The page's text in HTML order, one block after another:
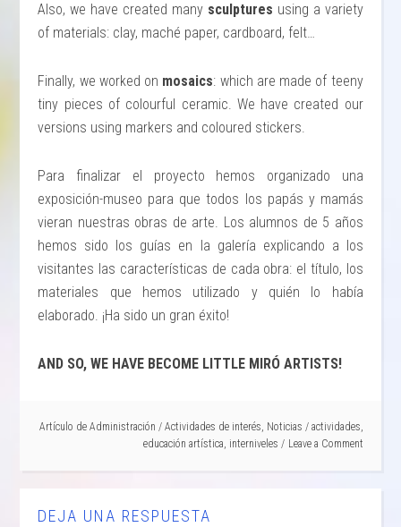
Also, we have created many sculptures using a variety
of materials: clay, maché paper, cardboard, felt…
Finally, we worked on mosaics: which are made of teeny
tiny pieces of colourful ceramic. We have created our
versions using markers and coloured stickers.
Para finalizar el proyecto hemos organizado una
exposición-museo para que todos los papás y mamás
vieran nuestras obras de arte. Los alumnos de 5 años
hemos sido los guías en la galería explicando a los
visitantes las características de cada obra: el título, los
materiales que hemos utilizado y quién lo había
elaborado. ¡Ha sido un gran éxito!
AND SO, WE HAVE BECOME LITTLE MIRÓ ARTISTS!
Artículo de Administración / Actividades de interés, Noticias / actividades,
educación artística, interniveles Leave a Comment
DEJA UNA RESPUESTA